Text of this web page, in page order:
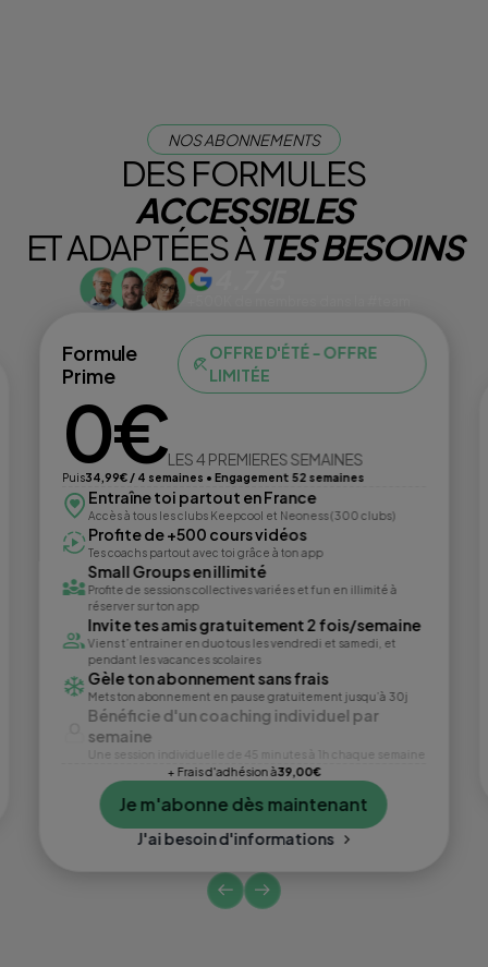
NOS ABONNEMENTS
DES FORMULES
ACCESSIBLES
ET ADAPTÉES ÀTES BESOINS
Formule
Prime
OFFRE D'ÉTÉ - OFFRE
LIMITÉE
0€LES 4 PREMIERES SEMAINES
Puis34,99€ / 4 semaines • Engagement 52 semaines
Entraîne toi partout en France
Accès à tous les clubs Keepcool et Neoness (300 clubs)
Profite de +500 cours vidéos
Tes coachs partout avec toi grâce à ton app
Small Groups en illimité
Profite de sessions collectives variées et fun en illimité à
réserver sur ton app
Invite tes amis gratuitement 2 fois/semaine
Viens t’entrainer en duo tous les vendredi et samedi, et
pendant les vacances scolaires
Gèle ton abonnement sans frais
Mets ton abonnement en pause gratuitement jusqu’à 30j
Bénéficie d'un coaching individuel par
semaine
Une session individuelle de 45 minutes à 1h chaque semaine
+ Frais d'adhésion à39,00€
Je m'abonne dès maintenant
J'ai besoin d'informations